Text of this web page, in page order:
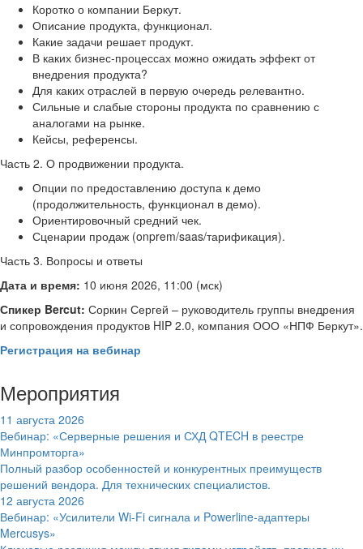
Коротко о компании Беркут.
Описание продукта, функционал.
Какие задачи решает продукт.
В каких бизнес-процессах можно ожидать эффект от
внедрения продукта?
Для каких отраслей в первую очередь релевантно.
Сильные и слабые стороны продукта по сравнению с
аналогами на рынке.
Кейсы, референсы.
Часть 2. О продвижении продукта.
Опции по предоставлению доступа к демо
(продолжительность, функционал в демо).
Ориентировочный средний чек.
Сценарии продаж (onprem/saas/тарификация).
Часть 3. Вопросы и ответы
Дата и время: 10 июня 2026, 11:00 (мск)
Спикер Bercut: Соркин Сергей – руководитель группы внедрения
и сопровождения продуктов HIP 2.0, компания ООО «НПФ Беркут».
Регистрация на вебинар
Мероприятия
11 августа 2026
Вебинар: «Серверные решения и СХД QTECH в реестре
Минпромторга»
Полный разбор особенностей и конкурентных преимуществ
решений вендора. Для технических специалистов.
12 августа 2026
Вебинар: «Усилители Wi-Fi сигнала и Powerline-адаптеры
Mercusys»